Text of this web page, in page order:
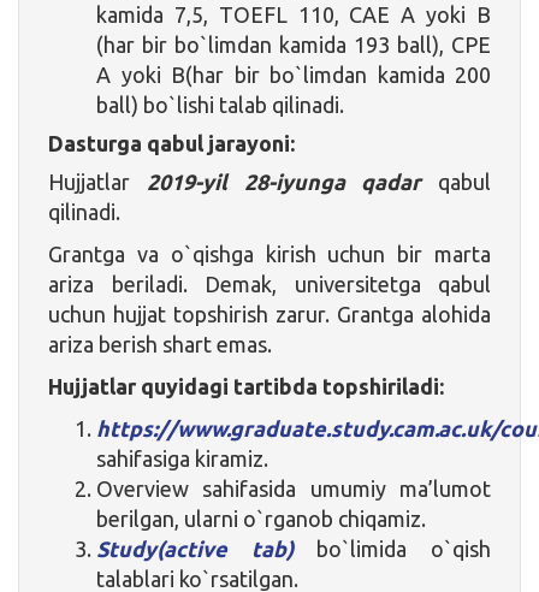
kamida 7,5, TOEFL 110, CAE A yoki B
(har bir bo`limdan kamida 193 ball), CPE
A yoki B(har bir bo`limdan kamida 200
ball) bo`lishi talab qilinadi.
Dasturga qabul jarayoni:
Hujjatlar 2019-yil 28-iyunga qadarqabul
qilinadi.
Grantga va o`qishga kirish uchun bir marta
ariza beriladi. Demak, universitetga qabul
uchun hujjat topshirish zarur. Grantga alohida
ariza berish shart emas.
Hujjatlar quyidagi tartibda topshiriladi:
https://www.graduate.study.cam.ac.uk/
sahifasiga kiramiz.
Overview sahifasida umumiy ma’lumot
berilgan, ularni o`rganob chiqamiz.
Study(active tab)bo`limida o`qish
talablari ko`rsatilgan.